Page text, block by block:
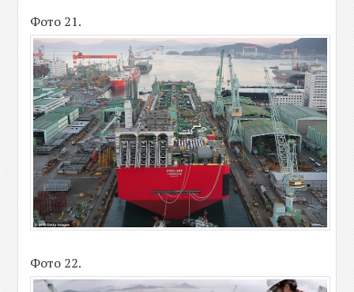
Фото 21.
Фото 22.